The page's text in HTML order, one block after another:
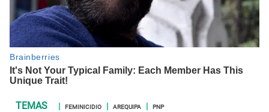
FEMINICIDIO AREQUIPA PNP